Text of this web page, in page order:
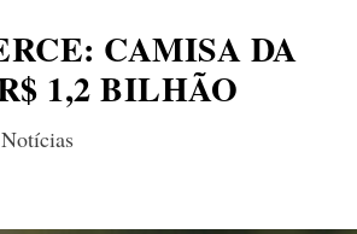
CAMISA DA
1,2 BILHÃO
Notícias